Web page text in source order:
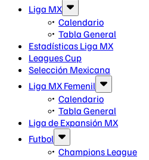
Liga MX
Calendario
Tabla General
Estadísticas Liga MX
Leagues Cup
Selección Mexicana
Liga MX Femenil
Calendario
Tabla General
Liga de Expansión MX
Futbol
Champions League